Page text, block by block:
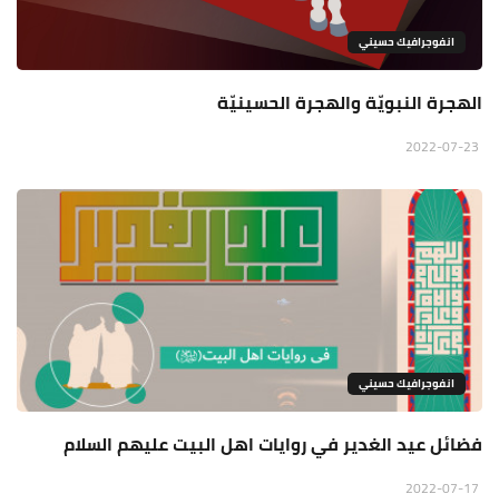
انفوجرافيك حسيني
الهجرة النبويّة والهجرة الحسينيّة
انفوجرافيك حسيني
فضائل عيد الغدير في روايات اهل البيت عليهم السلام